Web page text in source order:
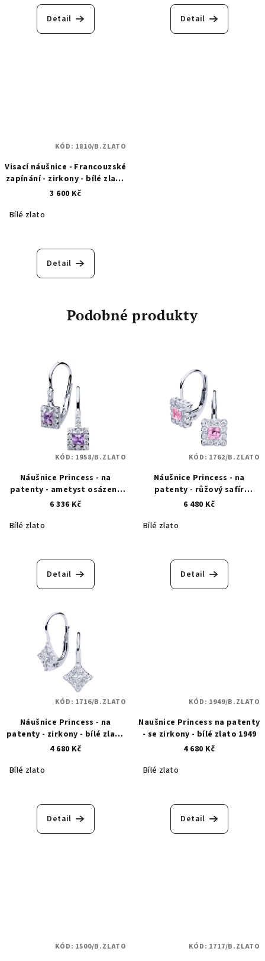
Detail Detail
Visací náušnice - Francouzské
zapínání - zirkony - bílé zlato
1810
3 600 Kč
Bílé zlato
Detail
KÓD: 1810/B.ZLATO
Podobné produkty
Náušnice Princess - na
patenty - ametyst osázený
zirkony - bílé zlato 1958
6 336 Kč
Bílé zlato
Detail
KÓD: 1958/B.ZLATO
Náušnice Princess - na
patenty - růžový safír
osázený zirkony - bílé zlato
6 480 Kč
Bílé zlato
Detail
KÓD: 1762/B.ZLATO
Náušnice Princess - na
patenty - zirkony - bílé zlato
1716
4 680 Kč
Bílé zlato
Detail
KÓD: 1716/B.ZLATO
Naušnice Princess na patenty
- se zirkony - bílé zlato 1949
4 680 Kč
Bílé zlato
Detail
KÓD: 1949/B.ZLATO
KÓD: 1500/B.ZLATO KÓD: 1717/B.ZLATO